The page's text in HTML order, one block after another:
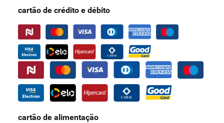
cartão de crédito e débito
cartão de alimentação